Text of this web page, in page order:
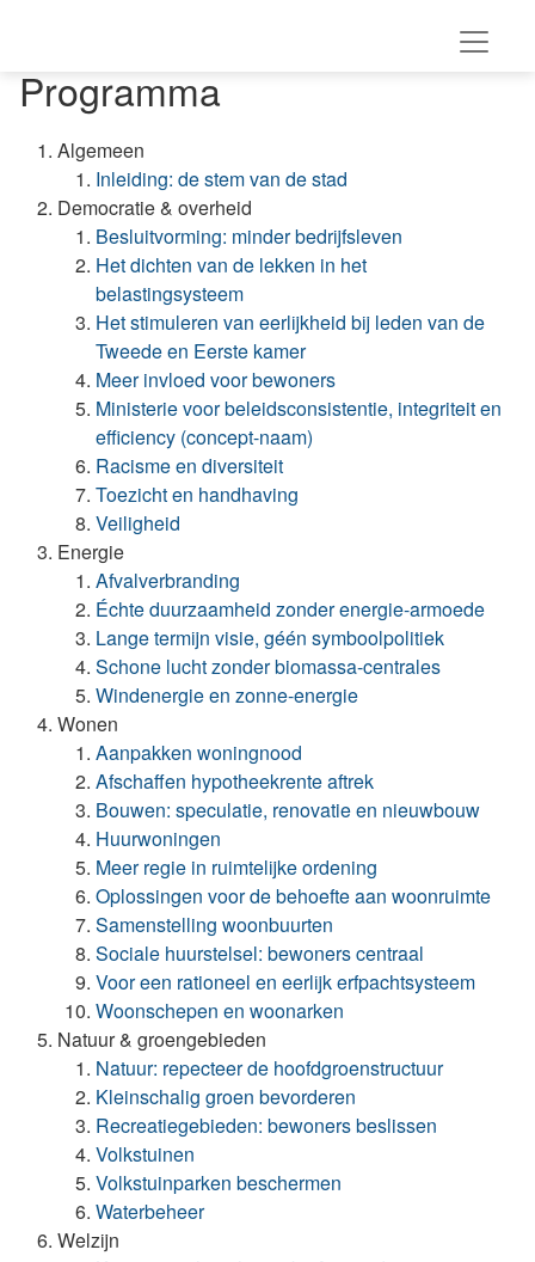
Programma
Algemeen
Inleiding: de stem van de stad
Democratie & overheid
Besluitvorming: minder bedrijfsleven
Het dichten van de lekken in het
belastingsysteem
Het stimuleren van eerlijkheid bij leden van de
Tweede en Eerste kamer
Meer invloed voor bewoners
Ministerie voor beleidsconsistentie, integriteit en
efficiency (concept-naam)
Racisme en diversiteit
Toezicht en handhaving
Veiligheid
Energie
Afvalverbranding
Échte duurzaamheid zonder energie-armoede
Lange termijn visie, géén symboolpolitiek
Schone lucht zonder biomassa-centrales
Windenergie en zonne-energie
Wonen
Aanpakken woningnood
Afschaffen hypotheekrente aftrek
Bouwen: speculatie, renovatie en nieuwbouw
Huurwoningen
Meer regie in ruimtelijke ordening
Oplossingen voor de behoefte aan woonruimte
Samenstelling woonbuurten
Sociale huurstelsel: bewoners centraal
Voor een rationeel en eerlijk erfpachtsysteem
Woonschepen en woonarken
Natuur & groengebieden
Natuur: repecteer de hoofdgroenstructuur
Kleinschalig groen bevorderen
Recreatiegebieden: bewoners beslissen
Volkstuinen
Volkstuinparken beschermen
Waterbeheer
Welzijn